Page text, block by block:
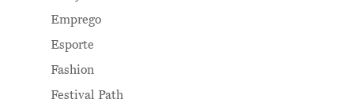
Emprego
Esporte
Fashion
Festival Path